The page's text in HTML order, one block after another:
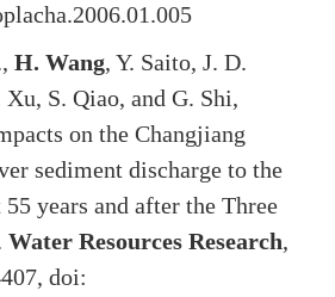
H. Wang, Y. Saito, J. D.
S. Qiao, and G. Shi,
on the Changjiang
sediment discharge to the
55 years and after the Three
Water Resources Research,
doi: